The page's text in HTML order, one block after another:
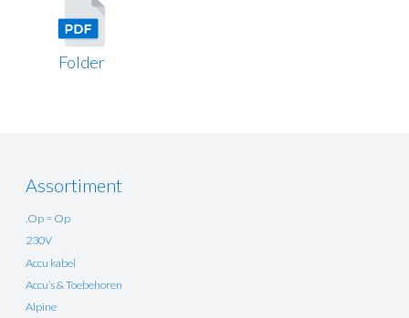
Folder
Assortiment
.Op = Op
230V
Accu kabel
Accu’s & Toebehoren
Alpine